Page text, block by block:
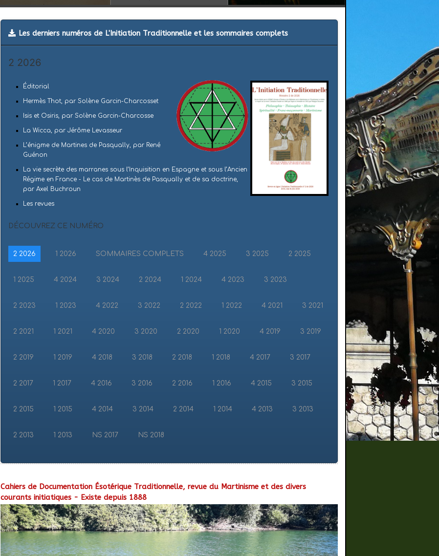
Les derniers numéros de L'Initiation Traditionnelle et les sommaires complets
2 2026
Éditorial
Hermès Thot, par Solène Garcin-Charcosset
Isis et Osiris, par Solène Garcin-Charcosse
La Wicca, par Jérôme Levasseur
L’énigme de Martines de Pasqually, par René
Guénon
La vie secrète des marranes sous l’Inquisition en Espagne et sous l’Ancien
Régime en France - Le cas de Martinès de Pasqually et de sa doctrine,
par Axel Buchroun
Les revues
DÉCOUVREZ CE NUMÉRO
2 2026 1 2026 SOMMAIRES COMPLETS 4 2025 3 2025 2 2025
1 2025 4 2024 3 2024 2 2024 1 2024 4 2023 3 2023
2 2023 1 2023 4 2022 3 2022 2 2022 1 2022 4 2021 3 2021
2 2021 1 2021 4 2020 3 2020 2 2020 1 2020 4 2019 3 2019
2 2019 1 2019 4 2018 3 2018 2 2018 1 2018 4 2017 3 2017
2 2017 1 2017 4 2016 3 2016 2 2016 1 2016 4 2015 3 2015
2 2015 1 2015 4 2014 3 2014 2 2014 1 2014 4 2013 3 2013
2 2013 1 2013 NS 2017 NS 2018
Cahiers de Documentation Ésotérique Traditionnelle, revue du Martinisme et des divers
courants initiatiques - Existe depuis 1888